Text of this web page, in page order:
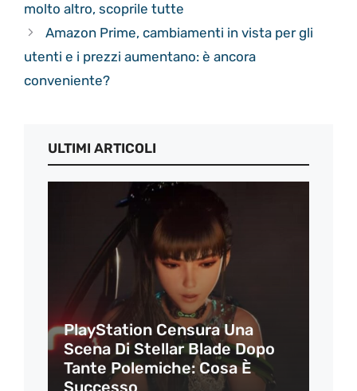
molto altro, scoprile tutte
Amazon Prime, cambiamenti in vista per gli
utenti e i prezzi aumentano: è ancora
conveniente?
ULTIMI ARTICOLI
PlayStation Censura Una
Scena Di Stellar Blade Dopo
Tante Polemiche: Cosa È
Successo